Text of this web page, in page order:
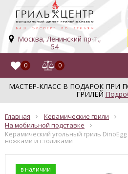
Москва, Ленинский пр-т.,
54
0 0
МАСТЕР-КЛАСС В ПОДАРОК ПРИ
ГРИЛЕЙ
Главная
Керамические грили
На мобильной подставке
Керамический угольный гриль DinoEgg
ножками и столиками
в наличии